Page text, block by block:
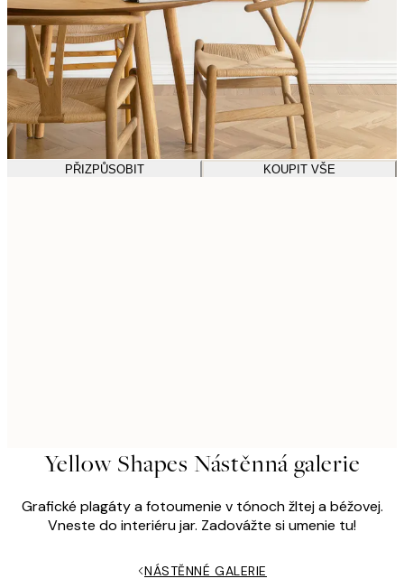
PŘIZPŮSOBIT KOUPIT VŠE
Yellow Shapes Nástěnná galerie
Grafické plagáty a fotoumenie v tónoch žltej a béžovej.
Vneste do interiéru jar. Zadovážte si umenie tu!
NÁSTĚNNÉ GALERIE